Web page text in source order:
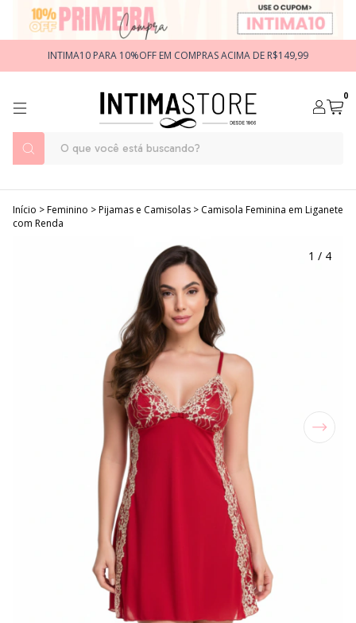
INTIMA10 PARA 10%OFF EM COMPRAS ACIMA DE R$149,99
0
Início >Feminino >Pijamas e Camisolas > Camisola Feminina em Liganete
com Renda
1 / 4